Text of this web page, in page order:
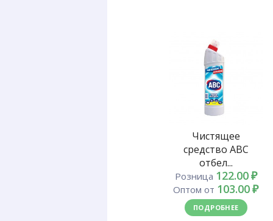
Чистящее
средство ABC
отбел...
Розница 122.00₽
Оптом от 103.00₽
ПОДРОБНЕЕ